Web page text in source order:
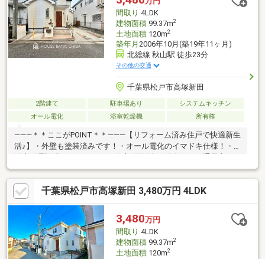
交換・フローリング、クロス、建具交換・外壁塗装・ハウスクリ
ーニングなど
間取り 4LDK
建物面積99.37m2
土地面積120m2
築年月 2006年10月(築19年11ヶ月)
北総線 秋山駅 徒歩23分
その他の交通
千葉県松戸市高塚新田
2階建て 駐車場あり
システムキッチン
オール電化
浴室乾燥機 所有権
―――＊＊ここがPOINT＊＊―――【リフォーム済み住戸で快適新生
活♪】・外壁も塗装済みです！・オール電化のイマドキ仕様！・太
好！・安らぎの空間、和室もあります♪・広いお庭でガーデニング
も楽しめます！・「子育て支援」分野も充実した松戸市物件！・
公園まで徒歩1分、子育て家族に嬉しい住環境です！※本日ご案内
可能です！是非、この機会にお気軽にお越し下さい♪◆人気エリ
アの閑静な住宅街！◆百聞は一見にしかず。家族の安心拠点にな
る4LDK♪◆早朝や夜間のご案内にも対応致します！◆住宅ローン
のご相談もお気軽に♪
千葉県松戸市高塚新田 3,480万円 4LDK
3,480万円
間取り 4LDK
建物面積99.37m2
土地面積120m2